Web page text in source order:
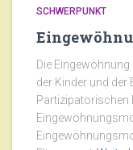
SCHWERPUNKT
Die
der Kinder und der
Partizipatorischen